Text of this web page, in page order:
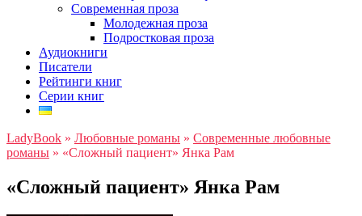
Современная проза
Молодежная проза
Подростковая проза
Аудиокниги
Писатели
Рейтинги книг
Серии книг
LadyBook » Любовные романы » Современные любовные
романы » «Сложный пациент» Янка Рам
«Сложный пациент» Янка Рам